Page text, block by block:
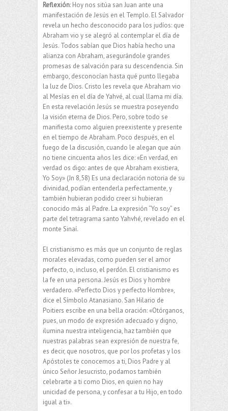
Reflexión: Hoy nos sitúa san Juan ante una
manifestación de Jesús en el Templo. El Salvador
revela un hecho desconocido para los judíos: que
Abraham vio y se alegró al contemplar el día de
Jesús. Todos sabían que Dios había hecho una
alianza con Abraham, asegurándole grandes
promesas de salvación para su descendencia. Sin
embargo, desconocían hasta qué punto llegaba
la luz de Dios. Cristo les revela que Abraham vio
al Mesías en el día de Yahvé, al cual llama mi día.
En esta revelación Jesús se muestra poseyendo
la visión eterna de Dios. Pero, sobre todo se
manifiesta como alguien preexistente y presente
en el tiempo de Abraham. Poco después, en el
fuego de la discusión, cuando le alegan que aún
no tiene cincuenta años les dice: «En verdad, en
verdad os digo: antes de que Abraham existiera,
Yo Soy» (Jn 8,58) Es una declaración notoria de su
divinidad, podían entenderla perfectamente, y
también hubieran podido creer si hubieran
conocido más al Padre. La expresión “Yo soy” es
parte del tetragrama santo Yahvhé, revelado en el
monte Sinaí.
El cristianismo es más que un conjunto de reglas
morales elevadas, como pueden ser el amor
perfecto, o, incluso, el perdón. El cristianismo es
la fe en una persona. Jesús es Dios y hombre
verdadero. «Perfecto Dios y perfecto Hombre»,
dice el Símbolo Atanasiano. San Hilario de
Poitiers escribe en una bella oración: «Otórganos,
pues, un modo de expresión adecuado y digno,
ilumina nuestra inteligencia, haz también que
nuestras palabras sean expresión de nuestra fe,
es decir, que nosotros, que por los profetas y los
Apóstoles te conocemos a ti, Dios Padre y al
único Señor Jesucristo, podamos también
celebrarte a ti como Dios, en quien no hay
unicidad de persona, y confesar a tu Hijo, en todo
igual a ti».